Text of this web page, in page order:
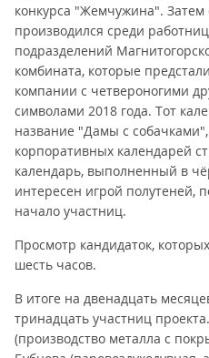
конкурса "Жемчужина". Затем
производился среди
подразделений
комбината, которые
компании с четвероногими
символами 2018 года. Тот
название "Дамы с
корпоративных календарей
календарь, выполненный в
интересен игрой полутеней,
начало участниц.
Просмотр кандидаток,
шесть часов.
В итоге на двенадцать
тринадцать участниц
(производство металла с